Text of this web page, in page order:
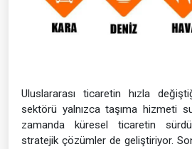
Uluslararası ticaretin hızla
sektörü yalnızca taşıma hizmeti
zamanda küresel ticaretin
stratejik çözümler de geliştiriyor.